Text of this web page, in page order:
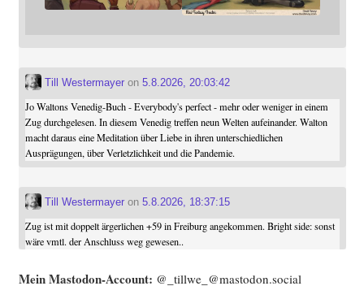
Till Westermayeron 5.8.2026, 20:03:42
Jo Waltons Venedig-Buch - Everybody's perfect - mehr oder weniger in einem
Zug durchgelesen. In diesem Venedig treffen neun Welten aufeinander. Walton
macht daraus eine Meditation über Liebe in ihren unterschiedlichen
Ausprägungen, über Verletzlichkeit und die Pandemie.
Till Westermayeron 5.8.2026, 18:37:15
Zug ist mit doppelt ärgerlichen +59 in Freiburg angekommen. Bright side: sonst
wäre vmtl. der Anschluss weg gewesen..
Mein Mast­o­don-Account: @_tillwe_@mastodon.social